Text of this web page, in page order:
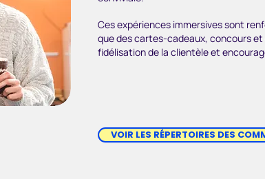
Ces expériences immersives sont
que des cartes-cadeaux, concours
fidélisation de la clientèle et
VOIR LES RÉPERTOIRES DES